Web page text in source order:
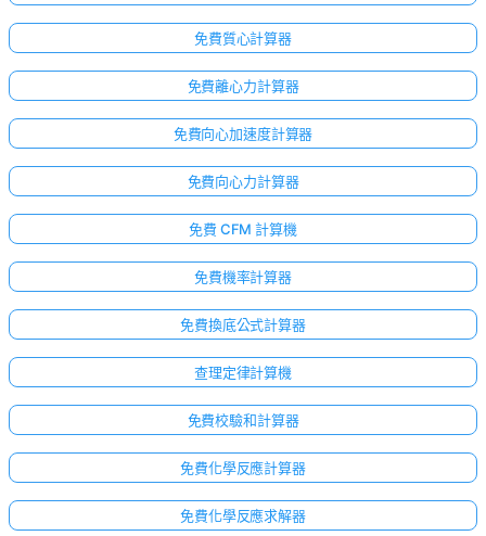
免費質心計算器
免費離心力計算器
免費向心加速度計算器
免費向心力計算器
免費 CFM 計算機
免費機率計算器
免費換底公式計算器
查理定律計算機
免費校驗和計算器
免費化學反應計算器
免費化學反應求解器